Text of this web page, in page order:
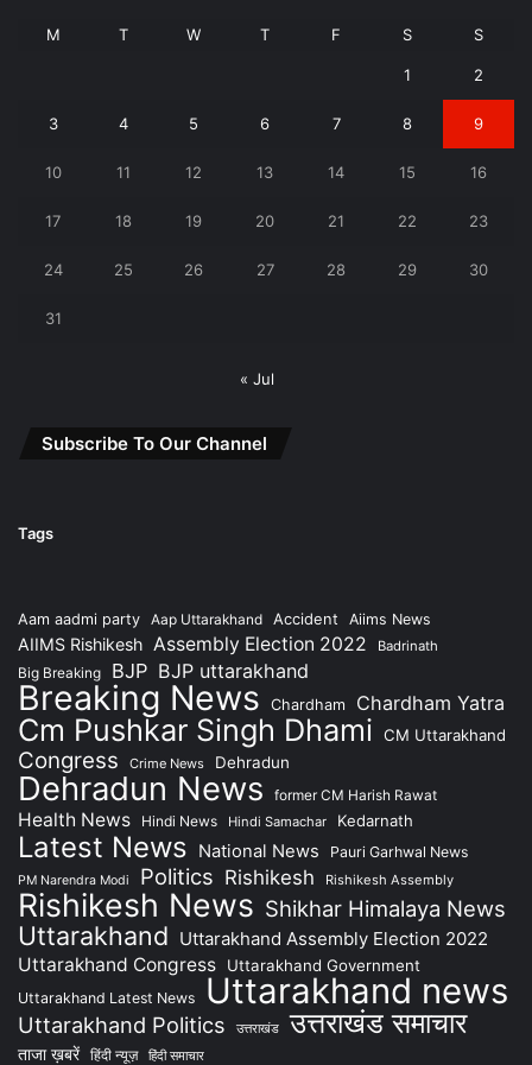
M T W T F S S
1 2
3 4 5 6 7 8 9
10 11 12 13 14 15 16
17 18 19 20 21 22 23
24 25 26 27 28 29 30
31
« Jul
Subscribe To Our Channel
Tags
Aam aadmi party Aap Uttarakhand Accident Aiims News
AIIMS Rishikesh Assembly Election 2022 Badrinath
Big Breaking BJP BJP uttarakhand
Breaking News Chardham Chardham Yatra
Cm Pushkar Singh Dhami CM Uttarakhand
Congress Crime News Dehradun
Dehradun News former CM Harish Rawat
Health News Hindi News Hindi Samachar Kedarnath
Latest News National News Pauri Garhwal News
PM Narendra Modi Politics Rishikesh Rishikesh Assembly
Rishikesh News Shikhar Himalaya News
Uttarakhand Uttarakhand Assembly Election 2022
Uttarakhand Congress
Uttarakhand Government
Uttarakhand Latest News Uttarakhand news
Uttarakhand Politics उत्तराखंड उत्तराखंड समाचार
ताजा ख़बरें हिंदी न्यूज़ हिंदी समाचार